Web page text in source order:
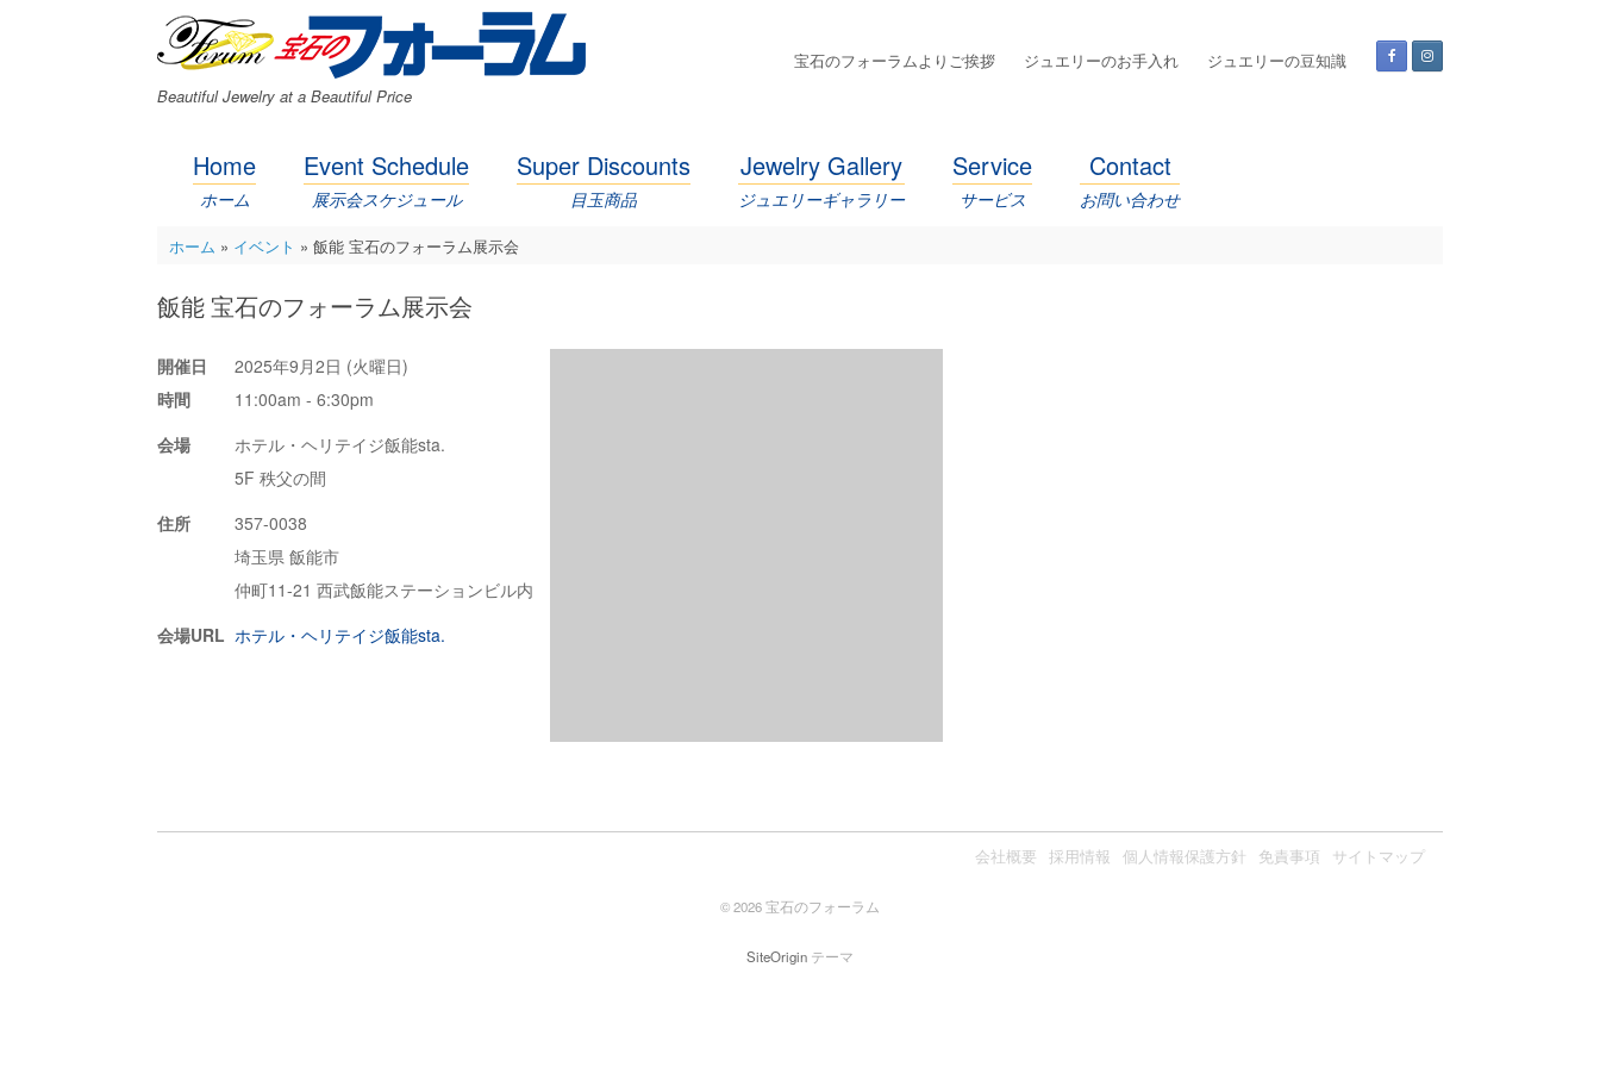
Beautiful Jewelry at a Beautiful Price
宝石のフォーラムよりご挨拶 ジュエリーのお手入れ ジュエリーの豆知識
Home
ホーム
Event Schedule
展示会スケジュール
Super Discounts
目玉商品
Jewelry Gallery
ジュエリーギャラリー
Service
サービス
Contact
お問い合わせ
ホーム » イベント » 飯能 宝石のフォーラム展示会
飯能 宝石のフォーラム展示会
開催日
2025年9月2日 (火曜日)
時間
11:00am - 6:30pm
会場
ホテル・ヘリテイジ飯能sta.
5F 秩父の間
住所
357-0038
埼玉県 飯能市
仲町11-21 西武飯能ステーションビル内
会場URL ホテル・ヘリテイジ飯能sta.
会社概要 採用情報 個人情報保護方針 免責事項 サイトマップ
© 2026 宝石のフォーラム
SiteOrigin テーマ